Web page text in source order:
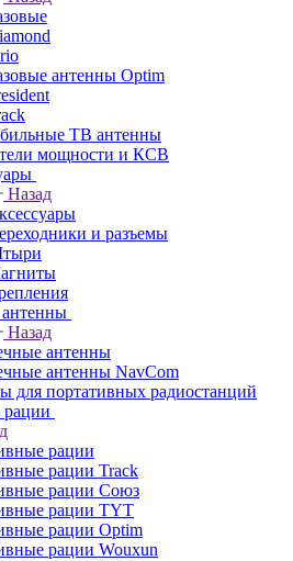
антенны Optim
ТВ антенны
мощности и КСВ
Назад
и разъемы
Назад
антенны
антенны NavCom
для портативных радиостанций
рации
рации Track
рации Союз
рации TYT
рации Optim
рации Wouxun